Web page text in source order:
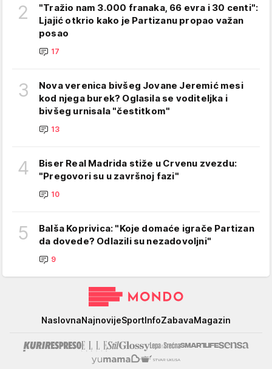
2
"Tražio nam 3.000 franaka, 66 evra i 30 centi":
Ljajić otkrio kako je Partizanu propao važan
posao
17
3
Nova verenica bivšeg Jovane Jeremić mesi
kod njega burek? Oglasila se voditeljka i
bivšeg urnisala "čestitkom"
13
4
Biser Real Madrida stiže u Crvenu zvezdu:
"Pregovori su u završnoj fazi"
10
5
Balša Koprivica: "Koje domaće igrače Partizan
da dovede? Odlazili su nezadovoljni"
9
NaslovnaNajnovijeSportInfoZabavaMagazin